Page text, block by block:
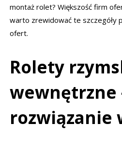
montaż rolet? Większość firm
warto zrewidować te szczegóły
ofert.
Rolety
wewnętrzne
rozwiązanie